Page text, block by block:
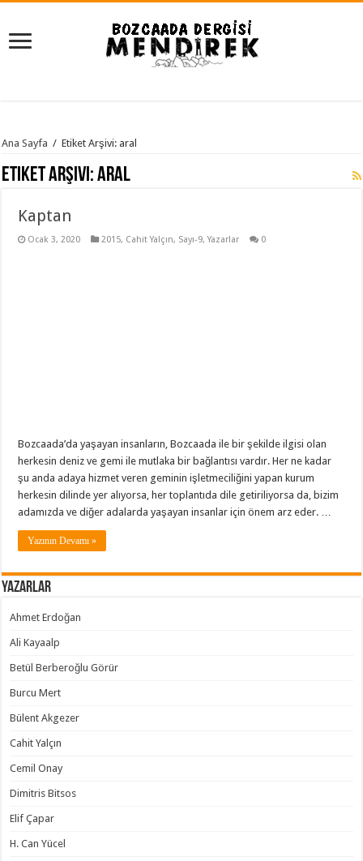
Ana Sayfa / Etiket Arşivi: aral
Etiket Arşivi:aral
Kaptan
Ocak 3, 2020 2015, Cahit Yalçın, Sayı-9,Yazarlar 0
Bozcaada’da yaşayan insanların, Bozcaada ile bir şekilde ilgisi olan
herkesin deniz ve gemi ile mutlaka bir bağlantısı vardır. Her ne kadar
şu anda adaya hizmet veren geminin işletmeciliğini yapan kurum
herkesin dilinde yer alıyorsa, her toplantıda dile getiriliyorsa da, bizim
adamızda ve diğer adalarda yaşayan insanlar için önem arz eder. …
Yazının Devamı »
Yazarlar
Ahmet Erdoğan
Ali Kayaalp
Betül Berberoğlu Görür
Burcu Mert
Bülent Akgezer
Cahit Yalçın
Cemil Onay
Dimitris Bitsos
Elif Çapar
H. Can Yücel